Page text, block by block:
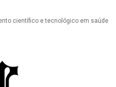
científico e tecnológico em saúde